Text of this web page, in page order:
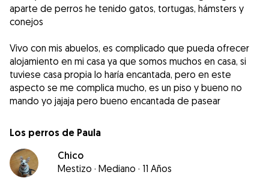
aparte de perros he tenido gatos, tortugas, hámsters y
conejos
Vivo con mis abuelos, es complicado que pueda ofrecer
alojamiento en mi casa ya que somos muchos en casa, si
tuviese casa propia lo haría encantada, pero en este
aspecto se me complica mucho, es un piso y bueno no
mando yo jajaja pero bueno encantada de pasear
Los perros de Paula
Chico
Mestizo · Mediano · 11 Años